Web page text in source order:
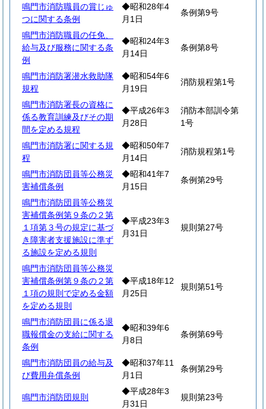
鳴門市消防職員の賞じゅ
つに関する条例
◆昭和28年4
月1日
条例第9号
鳴門市消防職員の任免、
給与及び服務に関する条
例
◆昭和24年3
月14日
条例第8号
鳴門市消防署潜水救助隊
規程
◆昭和54年6
月19日
消防規程第1号
鳴門市消防署長の資格に
係る教育訓練及びその期
間を定める規程
◆平成26年3
月28日
消防本部訓令第
1号
鳴門市消防署に関する規
程
◆昭和50年7
月14日
消防規程第1号
鳴門市消防団員等公務災
害補償条例
◆昭和41年7
月15日
条例第29号
鳴門市消防団員等公務災
害補償条例第９条の２第
１項第３号の規定に基づ
き障害者支援施設に準ず
る施設を定める規則
◆平成23年3
月31日
規則第27号
鳴門市消防団員等公務災
害補償条例第９条の２第
１項の規則で定める金額
を定める規則
◆平成18年12
月25日
規則第51号
鳴門市消防団員に係る退
職報償金の支給に関する
条例
◆昭和39年6
月8日
条例第69号
鳴門市消防団員の給与及
び費用弁償条例
◆昭和37年11
月1日
条例第29号
鳴門市消防団規則
◆平成28年3
月31日
規則第23号